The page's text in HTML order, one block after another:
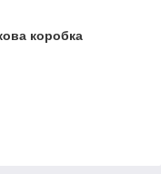
коробка